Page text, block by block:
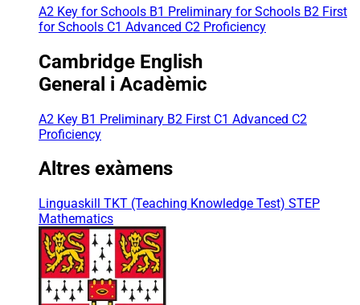
A2 Key for Schools B1 Preliminary for Schools B2 First
for Schools C1 Advanced C2 Proficiency
Cambridge English
General i Acadèmic
A2 Key B1 Preliminary B2 First C1 Advanced C2
Proficiency
Altres exàmens
Linguaskill TKT (Teaching Knowledge Test) STEP
Mathematics